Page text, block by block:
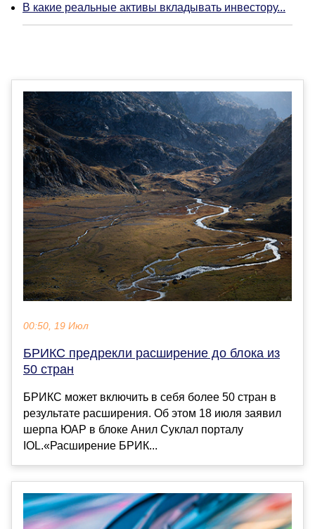
В какие реальные активы вкладывать инвестору...
00:50, 19 Июл
БРИКС предрекли расширение до блока из
50 стран
БРИКС может включить в себя более 50 стран в
результате расширения. Об этом 18 июля заявил
шерпа ЮАР в блоке Анил Суклал порталу
IOL.«Расширение БРИК...